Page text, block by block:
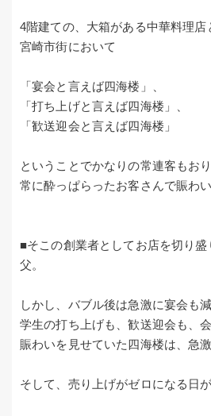
4階建ての、大箱がある中華料理店
宮崎市街において
「宴会と言えば四海楼」、
「打ち上げと言えば四海楼」、
「歓送迎会と言えば四海楼」
ということでかなりの常連客もおり
常に酔っぱらったお客さんで賑わ
■そこの創業者としてお店を切り
父。
しかし、バブル後は急激に宴会も減
学生の打ち上げも、歓送迎会も、
賑わいを見せていた四海楼は、急
そして、売り上げがゼロになる日